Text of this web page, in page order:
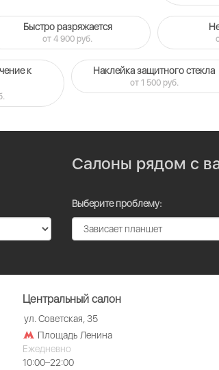
Быстро разряжается
от 4 900 руб.
к
Наклейка защитного стекла
от 1 500 руб.
Салоны рядом с
Выберите проблему:
Центральный салон
ул. Советская, 35
Площадь Ленина
Ежедневно
10:00–22:00